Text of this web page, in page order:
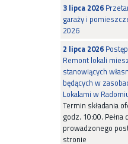
3 lipca 2026
garaży i
2026
2 lipca 2026
Remont lokali
stanowiących
będących w
Lokalami w
Termin składania
godz. 10:00.
prowadzonego
stronie